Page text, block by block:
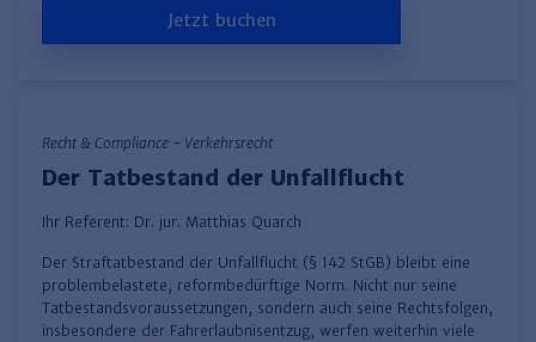
Jetzt buchen
Recht & Compliance - Verkehrsrecht
Der Tatbestand der Unfallflucht
Ihr Referent: Dr. jur. Matthias Quarch
​Der Straftatbestand der Unfallflucht (§ 142 StGB) bleibt eine
problembelastete, reformbedürftige Norm. Nicht nur seine
Tatbestandsvoraussetzungen, sondern auch seine Rechtsfolgen,
insbesondere der Fahrerlaubnisentzug, werfen weiterhin viele